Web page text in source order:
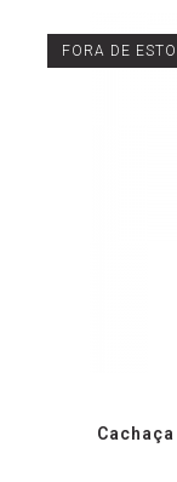
FORA DE